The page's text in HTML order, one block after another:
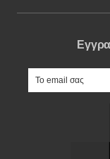
e-mail